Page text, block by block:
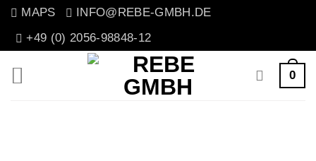
Zum
Inhalt
MAPS
INFO@REBE-GMBH.DE
+49 (0) 2056-98848-12
0